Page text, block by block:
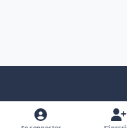
Light ModeDark ModeSystem